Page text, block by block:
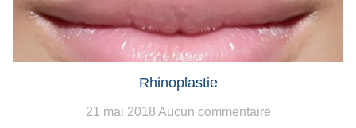
Rhinoplastie
21 mai 2018 Aucun commentaire